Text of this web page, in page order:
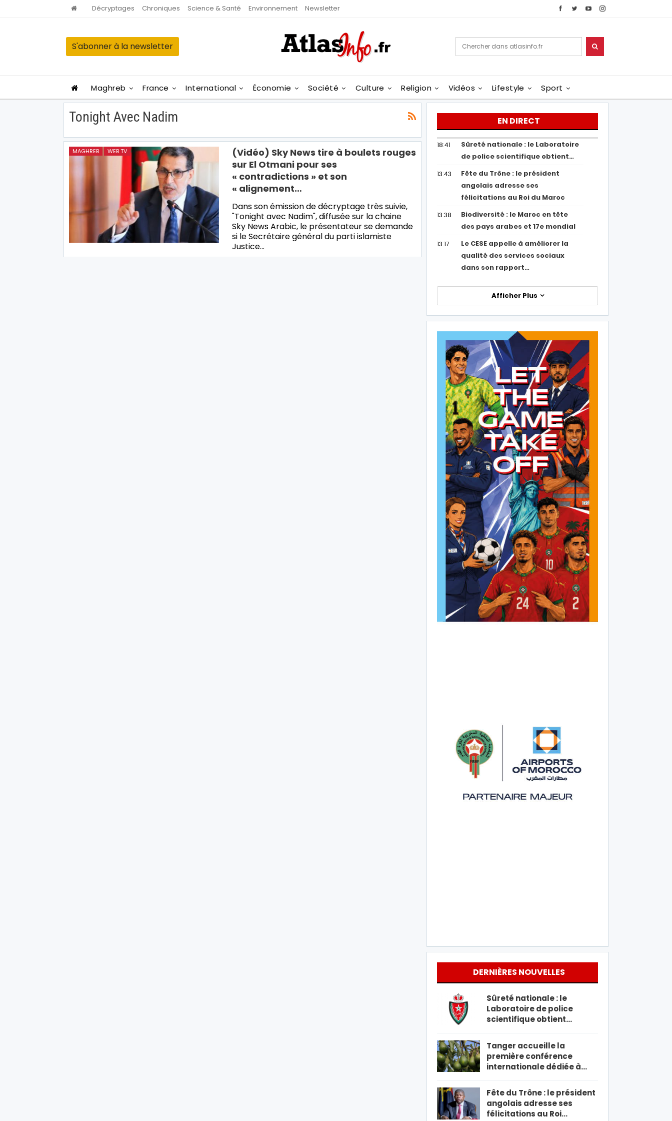
Décryptages Chroniques Science & Santé Environnement Newsletter
S'abonner à la newsletter
Maghreb France International Économie Société Culture Religion Vidéos Lifestyle Sport
Tonight Avec Nadim
MAGHREB WEB TV
(Vidéo) Sky News tire à boulets rouges
sur El Otmani pour ses
« contradictions » et son
« alignement…
Dans son émission de décryptage très suivie,
"Tonight avec Nadim", diffusée sur la chaine
Sky News Arabic, le présentateur se demande
si le Secrétaire général du parti islamiste
Justice…
EN DIRECT
18:41
Sûreté nationale : le Laboratoire
de police scientifique obtient…
13:43
Fête du Trône : le président
angolais adresse ses
félicitations au Roi du Maroc
13:38
Biodiversité : le Maroc en tête
des pays arabes et 17e mondial
13:17
Le CESE appelle à améliorer la
qualité des services sociaux
dans son rapport…
Afficher Plus
DERNIÈRES NOUVELLES
Sûreté nationale : le
Laboratoire de police
scientifique obtient…
Tanger accueille la
première conférence
internationale dédiée à…
Fête du Trône : le président
angolais adresse ses
félicitations au Roi…